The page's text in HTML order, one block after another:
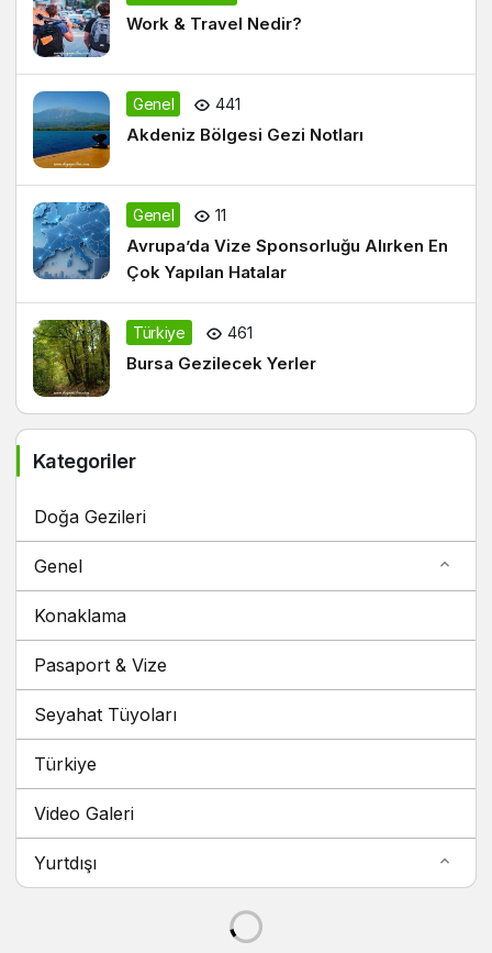
Work & Travel Nedir?
Genel 441
Akdeniz Bölgesi Gezi Notları
Genel 11
Avrupa’da Vize Sponsorluğu Alırken En
Çok Yapılan Hatalar
Türkiye 461
Bursa Gezilecek Yerler
Kategoriler
Doğa Gezileri
Genel
Konaklama
Pasaport & Vize
Seyahat Tüyoları
Türkiye
Video Galeri
Yurtdışı